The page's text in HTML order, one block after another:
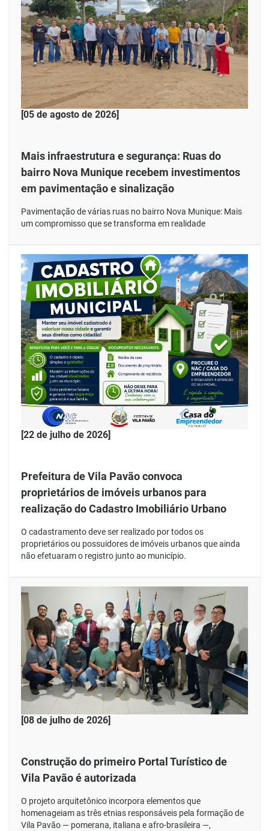
[05 de agosto de 2026]
Mais infraestrutura e segurança: Ruas do
bairro Nova Munique recebem investimentos
em pavimentação e sinalização
Pavimentação de várias ruas no bairro Nova Munique: Mais
um compromisso que se transforma em realidade
[22 de julho de 2026]
Prefeitura de Vila Pavão convoca
proprietários de imóveis urbanos para
realização do Cadastro Imobiliário Urbano
O cadastramento deve ser realizado por todos os
proprietários ou possuidores de imóveis urbanos que ainda
não efetuaram o registro junto ao município.
[08 de julho de 2026]
Construção do primeiro Portal Turístico de
Vila Pavão é autorizada
O projeto arquitetônico incorpora elementos que
homenageiam as três etnias responsáveis pela formação de
Vila Pavão — pomerana, italiana e afro-brasileira —,